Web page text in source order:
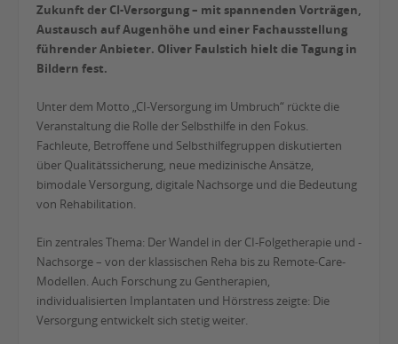
Zukunft der CI-Versorgung – mit spannenden Vorträgen,
Austausch auf Augenhöhe und einer Fachausstellung
führender Anbieter. Oliver Faulstich hielt die Tagung in
Bildern fest.
Unter dem Motto „CI-Versorgung im Umbruch“ rückte die
Veranstaltung die Rolle der Selbsthilfe in den Fokus.
Fachleute, Betroffene und Selbsthilfegruppen diskutierten
über Qualitätssicherung, neue medizinische Ansätze,
bimodale Versorgung, digitale Nachsorge und die Bedeutung
von Rehabilitation.
Ein zentrales Thema: Der Wandel in der CI-Folgetherapie und -
Nachsorge – von der klassischen Reha bis zu Remote-Care-
Modellen. Auch Forschung zu Gentherapien,
individualisierten Implantaten und Hörstress zeigte: Die
Versorgung entwickelt sich stetig weiter.